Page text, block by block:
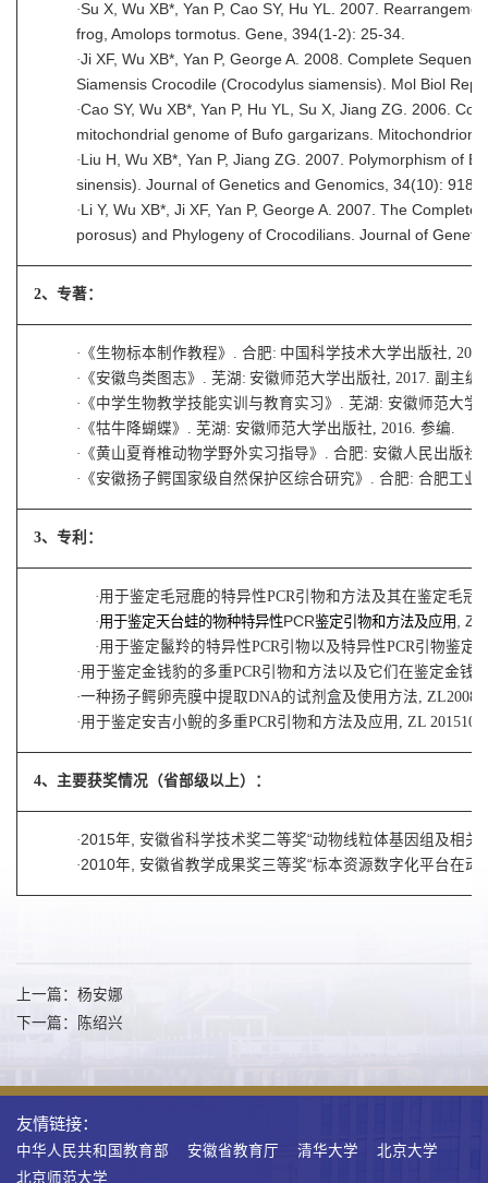
·Su X, Wu XB*, Yan P, Cao SY, Hu YL. 2007.
frog, Amolops tormotus. Gene, 394(1-2): 25-34.
·Ji XF, Wu XB*, Yan P, George A. 2008. Complete
Siamensis Crocodile (Crocodylus siamensis). Mol Biol
·Cao SY, Wu XB*, Yan P, Hu YL, Su X, Jiang ZG. 2006.
mitochondrial genome of Bufo gargarizans. Mitochondrion,
· Liu H, Wu XB*, Yan P, Jiang ZG. 2007. Polymorphism of
sinensis). Journal of Genetics and Genomics, 34(10): 918-
· Li Y, Wu XB*, Ji XF, Yan P, George A. 2007. The
porosus) and Phylogeny of Crocodilians. Journal of
2、专著：
· 《生物标本制作教程》. 合肥: 中国科学技术大学出版社, 20
· 《安徽鸟类图志》. 芜湖: 安徽师范大学出版社, 2017. 副主编.
· 《中学生物教学技能实训与教育实习》. 芜湖: 安徽师范大学
· 《牯牛降蝴蝶》. 芜湖: 安徽师范大学出版社, 2016. 参编.
· 《黄山夏脊椎动物学野外实习指导》. 合肥: 安徽人民出版社,
· 《安徽扬子鳄国家级自然保护区综合研究》. 合肥: 合肥工业
3、专利：
·用于鉴定毛冠鹿的特异性PCR引物和方法及其在鉴定毛冠
·用于鉴定天台蛙的物种特异性PCR鉴定引物和方法及应用 , ZL
·用于鉴定鬣羚的特异性PCR引物以及特异性PCR引物鉴定
·用于鉴定金钱豹的多重PCR引物和方法以及它们在鉴定金钱
·一种扬子鳄卵壳膜中提取DNA的试剂盒及使用方法,
·用于鉴定安吉小鲵的多重PCR引物和方法及应用, ZL
4、主要获奖情况（省部级以上）：
·2015年, 安徽省科学技术奖二等奖“动物线粒体基因组及相
·2010年, 安徽省教学成果奖三等奖“标本资源数字化平台在
上一篇：杨安娜
下一篇：陈绍兴
友情链接：
中华人民共和国教育部 安徽省教育厅 清华大学
北京大学
北京师范大学